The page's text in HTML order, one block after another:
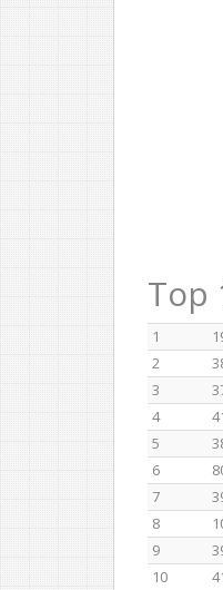
Top
1
2
3
4
5
6
7
8
9
10